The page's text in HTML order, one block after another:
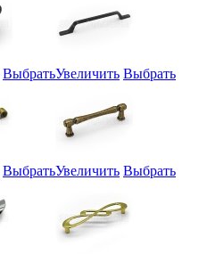
ВыбратьУвеличить Выбрать
ВыбратьУвеличить Выбрать